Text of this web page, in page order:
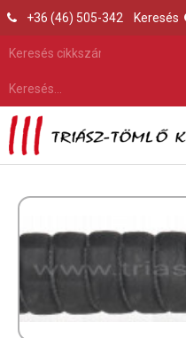
Keresés
+36 (46) 505-342